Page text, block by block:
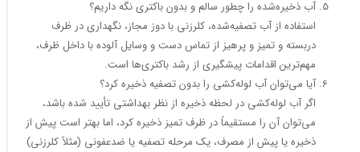
آب ذخیره‌شده را چطور سالم و بدون باکتری نگه داریم؟
استفاده از آب تصفیه‌شده، کلرزنی با دوز مجاز، نگهداری در ظرف
دربسته و تمیز و پرهیز از تماس دست و وسایل آلوده با داخل ظرف،
مهم‌ترین اقدامات پیشگیری از رشد باکتری‌ها است.​
آیا می‌توان آب لوله‌کشی را بدون تصفیه ذخیره کرد؟
اگر آب لوله‌کشی در لحظه ذخیره از نظر بهداشتی تأیید شده باشد،
می‌توان آن را مستقیماً در ظرف تمیز ذخیره کرد، اما بهتر است پیش از
ذخیره یا پیش از مصرف، یک مرحله تصفیه یا ضدعفونی (مثلاً کلرزنی)